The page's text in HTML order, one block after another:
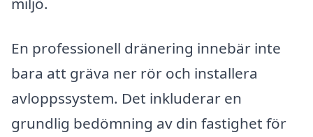
En professionell dränering innebär inte
bara att gräva ner rör och installera
avloppssystem. Det inkluderar en
grundlig bedömning av din fastighet för